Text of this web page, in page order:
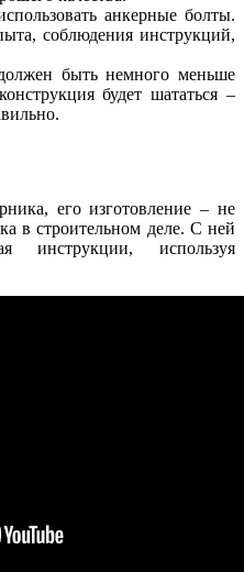
анкерные болты.
соблюдения инструкций,
быть немного меньше
будет шататься –
его изготовление – не
в строительном деле. С ней
инструкции, используя